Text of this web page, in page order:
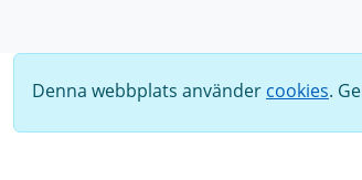
Denna webbplats använder cookies.